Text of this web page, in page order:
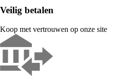
Veilig betalen
Koop met vertrouwen op onze site